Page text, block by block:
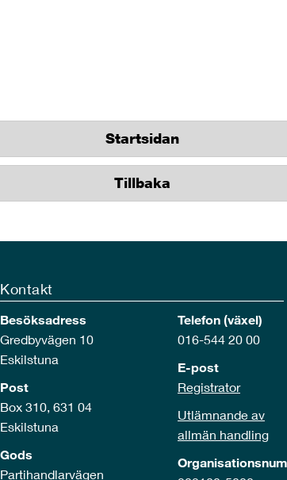
Startsidan
Tillbaka
Kontakt
Besöksadress
Gredbyvägen 10
Eskilstuna
Post
Box 310, 631 04
Eskilstuna
Gods
Partihandlarvägen
Telefon (växel)
016-544 20 00
E-post
Registrator
Utlämnande av
allmän handling